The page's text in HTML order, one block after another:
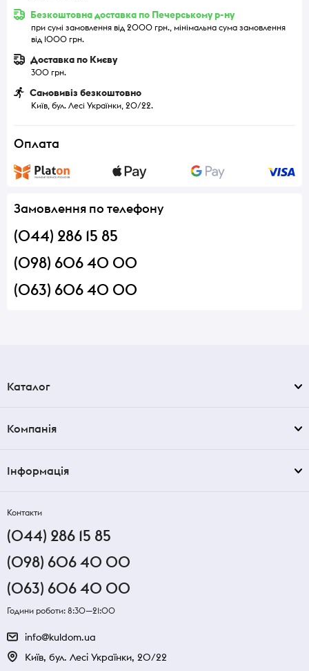
Безкоштовна доставка по Печерському р-ну
при сумі замовлення від 2000 грн., мінімальна сума замовлення
від 1000 грн.
Доставка по Києву
300 грн.
Самовивіз безкоштовно
Київ, бул. Лесі Українки, 20/22.
Оплата
Замовлення по телефону
(044) 286 15 85
(098) 606 40 00
(063) 606 40 00
Каталог
Компанія
Інформація
Контакти
(044) 286 15 85
(098) 606 40 00
(063) 606 40 00
Години роботи: 8:30—21:00
info@kuldom.ua
Київ, бул. Лесі Українки, 20/22